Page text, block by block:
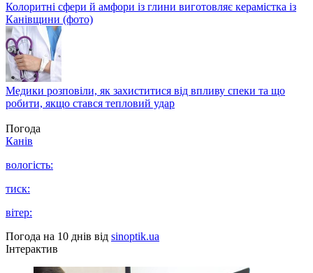
Колоритні сфери й амфори із глини виготовляє керамістка із
Канівщини (фото)
Медики розповіли, як захиститися від впливу спеки та що
робити, якщо стався тепловий удар
Погода
Канів
вологість:
тиск:
вітер:
Погода на 10 днів від sinoptik.ua
Інтерактив